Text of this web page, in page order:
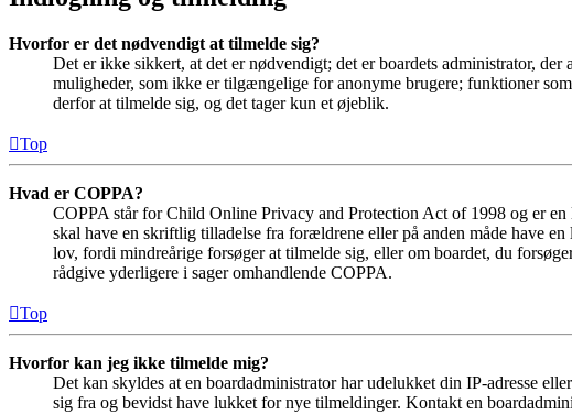
Hvorfor er det nødvendigt at tilmelde sig?
Det er ikke sikkert, at det er nødvendigt; det er boardets administrator,
muligheder, som ikke er tilgængelige for anonyme brugere; funktioner
derfor at tilmelde sig, og det tager kun et øjeblik.
Top
Hvad er COPPA?
COPPA står for Child Online Privacy and Protection Act of 1998 og er
skal have en skriftlig tilladelse fra forældrene eller på anden måde have
lov, fordi mindreårige forsøger at tilmelde sig, eller om boardet, du
rådgive yderligere i sager omhandlende COPPA.
Top
Hvorfor kan jeg ikke tilmelde mig?
Det kan skyldes at en boardadministrator har udelukket din IP-adresse
sig fra og bevidst have lukket for nye tilmeldinger. Kontakt en